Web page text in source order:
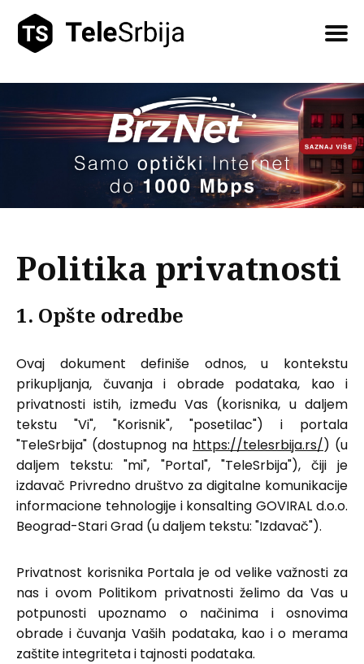
Politika privatnosti
1. Opšte odredbe
Ovaj dokument definiše odnos, u kontekstu
prikupljanja, čuvanja i obrade podataka, kao i
privatnosti istih, između Vas (korisnika, u daljem
tekstu "Vi", "Korisnik", "posetilac") i portala
"TeleSrbija" (dostupnog na https://telesrbija.rs/) (u
daljem tekstu: "mi", "Portal", "TeleSrbija"), čiji je
izdavač Privredno društvo za digitalne komunikacije
informacione tehnologije i konsalting GOVIRAL d.o.o.
Beograd-Stari Grad (u daljem tekstu: "Izdavač").
Privatnost korisnika Portala je od velike važnosti za
nas i ovom Politikom privatnosti želimo da Vas u
potpunosti upoznamo o načinima i osnovima
obrade i čuvanja Vaših podataka, kao i o merama
zaštite integriteta i tajnosti podataka.